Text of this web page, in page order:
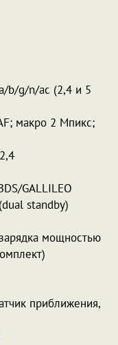
b/g/n/ac (2,4 и 5
макро 2 Мпикс;
GALLILEO
standby)
мощностью
приближения,